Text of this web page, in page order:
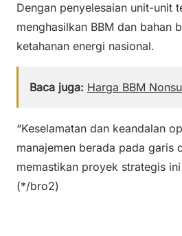
Dengan penyelesaian unit-unit
menghasilkan BBM dan bahan
ketahanan energi nasional.
Baca juga: Harga BBM
“Keselamatan dan keandalan
manajemen berada pada garis
memastikan proyek strategis
(*/bro2)